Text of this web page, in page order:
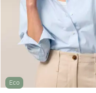
Eco